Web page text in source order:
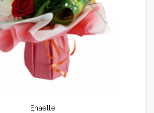
Enaelle